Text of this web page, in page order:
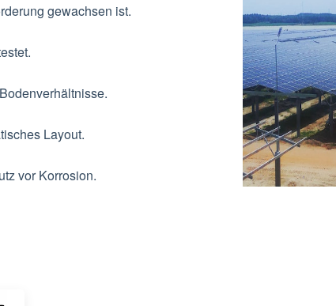
gewachsen ist.
Layout.
vor Korrosion.